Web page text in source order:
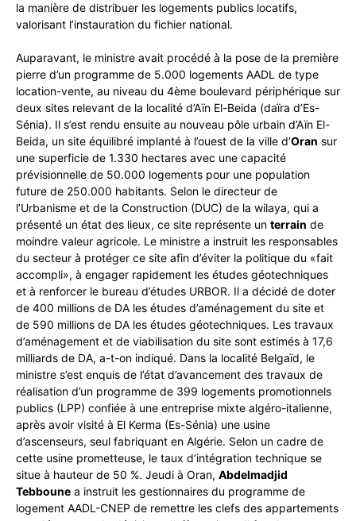
la manière de distribuer les logements publics locatifs,
valorisant l’instauration du fichier national.
Auparavant, le ministre avait procédé à la pose de la première
pierre d’un programme de 5.000 logements AADL de type
location-vente, au niveau du 4ème boulevard périphérique sur
deux sites relevant de la localité d’Aïn El-Beida (daïra d’Es-
Sénia). Il s’est rendu ensuite au nouveau pôle urbain d’Aïn El-
Beida, un site équilibré implanté à l’ouest de la ville d’Oran sur
une superficie de 1.330 hectares avec une capacité
prévisionnelle de 50.000 logements pour une population
future de 250.000 habitants. Selon le directeur de
l’Urbanisme et de la Construction (DUC) de la wilaya, qui a
présenté un état des lieux, ce site représente un terrain de
moindre valeur agricole. Le ministre a instruit les responsables
du secteur à protéger ce site afin d’éviter la politique du «fait
accompli», à engager rapidement les études géotechniques
et à renforcer le bureau d’études URBOR. Il a décidé de doter
de 400 millions de DA les études d’aménagement du site et
de 590 millions de DA les études géotechniques. Les travaux
d’aménagement et de viabilisation du site sont estimés à 17,6
milliards de DA, a-t-on indiqué. Dans la localité Belgaïd, le
ministre s’est enquis de l’état d’avancement des travaux de
réalisation d’un programme de 399 logements promotionnels
publics (LPP) confiée à une entreprise mixte algéro-italienne,
après avoir visité à El Kerma (Es-Sénia) une usine
d’ascenseurs, seul fabriquant en Algérie. Selon un cadre de
cette usine prometteuse, le taux d’intégration technique se
situe à hauteur de 50 %. Jeudi à Oran, Abdelmadjid
Tebboune a instruit les gestionnaires du programme de
logement AADL-CNEP de remettre les clefs des appartements